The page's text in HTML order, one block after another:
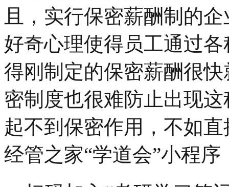
且，实行保密薪酬制的
好奇心理使得员工通过
得刚制定的保密薪酬很
密制度也很难防止出现
起不到保密作用，不如
经管之家“学道会”小程序